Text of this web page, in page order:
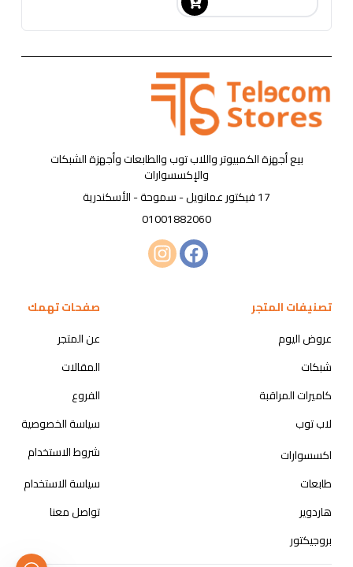
بيع أجهزة الكمبيوتر واللاب توب والطابعات وأجهزة الشبكات
والإكسسوارات
17 فيكتور عمانويل - سموحة - الأسكندرية
01001882060
تصنيفات المتجر
عروض اليوم
شبكات
كاميرات المراقبة
لاب توب
اكسسوارات
طابعات
هاردوير
بروجيكتور
صفحات تهمك
عن المتجر
المقالات
الفروع
سياسة الخصوصية
شروط الاستخدام
سياسة الاستخدام
تواصل معنا